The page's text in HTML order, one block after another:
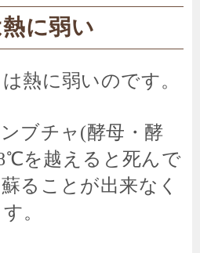
に弱い
熱に弱いのです。
ブチャ(酵母・酵
を越えると死んで
ることが出来なく
。